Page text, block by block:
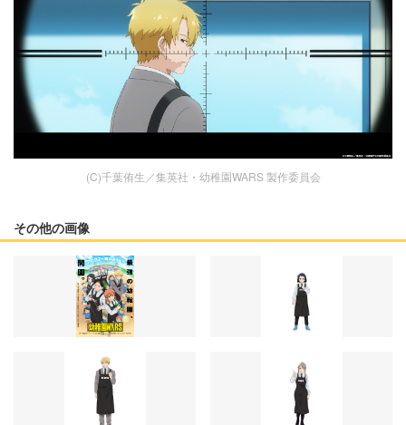
(C)千葉侑生／集英社・幼稚園WARS 製作委員会
その他の画像